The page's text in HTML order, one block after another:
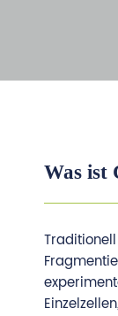
Was ist
Traditionell